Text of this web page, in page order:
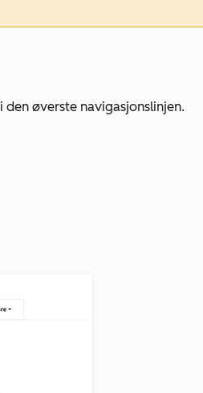
i den øverste navigasjonslinjen.